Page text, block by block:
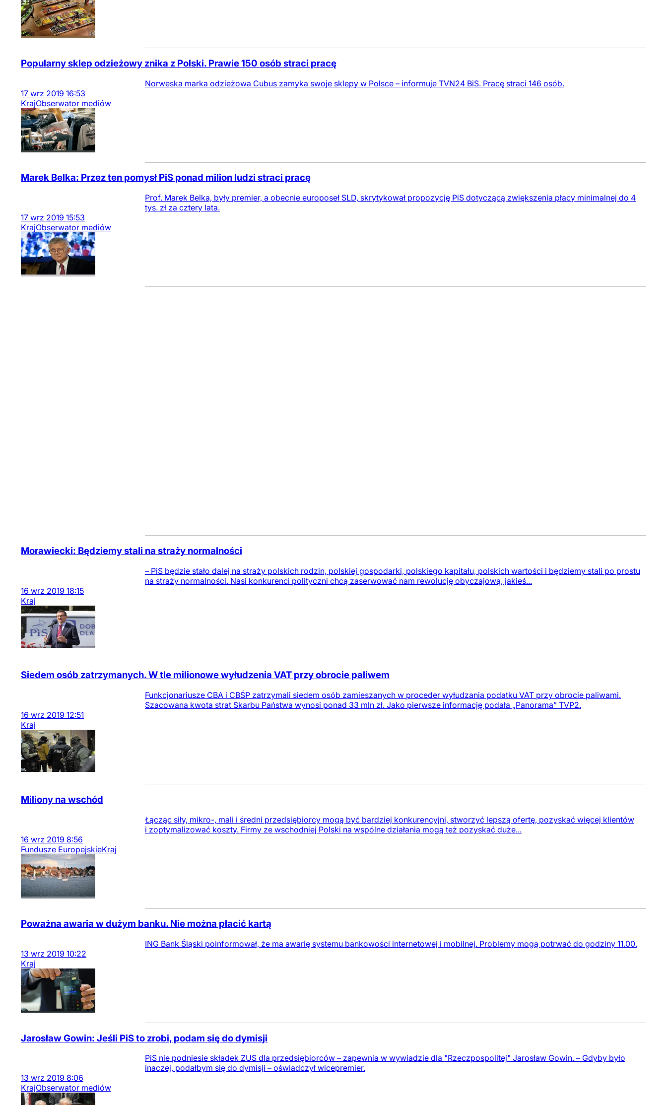
Popularny sklep odzieżowy znika z Polski. Prawie 150 osób straci pracę
Norweska marka odzieżowa Cubus zamyka swoje sklepy w Polsce – informuje TVN24 BiS. Pracę straci 146 osób.
17 wrz 2019 16:53
KrajObserwator mediów
Marek Belka: Przez ten pomysł PiS ponad milion ludzi straci pracę
Prof. Marek Belka, były premier, a obecnie europoseł SLD, skrytykował propozycję PiS dotyczącą zwiększenia płacy minimalnej do 4
tys. zł za cztery lata.
17 wrz 2019 15:53
KrajObserwator mediów
Morawiecki: Będziemy stali na straży normalności
– PiS będzie stało dalej na straży polskich rodzin, polskiej gospodarki, polskiego kapitału, polskich wartości i będziemy stali po prostu
na straży normalności. Nasi konkurenci polityczni chcą zaserwować nam rewolucję obyczajową, jakieś...
16 wrz 2019 18:15
Kraj
Siedem osób zatrzymanych. W tle milionowe wyłudzenia VAT przy obrocie paliwem
Funkcjonariusze CBA i CBŚP zatrzymali siedem osób zamieszanych w proceder wyłudzania podatku VAT przy obrocie paliwami.
Szacowana kwota strat Skarbu Państwa wynosi ponad 33 mln zł. Jako pierwsze informację podała „Panorama” TVP2.
16 wrz 2019 12:51
Kraj
Miliony na wschód
Łącząc siły, mikro-, mali i średni przedsiębiorcy mogą być bardziej konkurencyjni, stworzyć lepszą ofertę, pozyskać więcej klientów
i zoptymalizować koszty. Firmy ze wschodniej Polski na wspólne działania mogą też pozyskać duże...
16 wrz 2019 8:56
Fundusze EuropejskieKraj
Poważna awaria w dużym banku. Nie można płacić kartą
ING Bank Śląski poinformował, że ma awarię systemu bankowości internetowej i mobilnej. Problemy mogą potrwać do godziny 11.00.
13 wrz 2019 10:22
Kraj
Jarosław Gowin: Jeśli PiS to zrobi, podam się do dymisji
PiS nie podniesie składek ZUS dla przedsiębiorców – zapewnia w wywiadzie dla "Rzeczpospolitej" Jarosław Gowin. – Gdyby było
inaczej, podałbym się do dymisji – oświadczył wicepremier.
13 wrz 2019 8:06
KrajObserwator mediów